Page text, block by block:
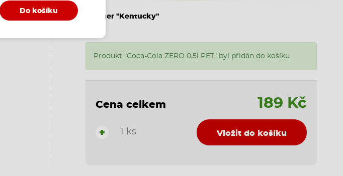
-Burger "Kentucky"
Produkt "Coca-Cola ZERO 0,5l PET" byl přidán do košíku
Cena celkem 189 Kč
+ 1 ks Vložit do košíku
Do košíku